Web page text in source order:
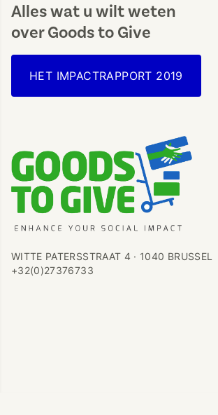
WITTE PATERSSTRAAT 4 · 1040 BRUSSEL
+32(0)27376733
Alles wat u wilt weten
over Goods to Give
HET IMPACTRAPPORT 2019